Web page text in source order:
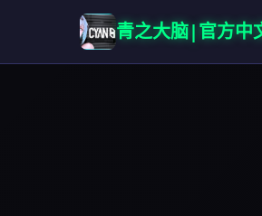
青之大脑|官方中